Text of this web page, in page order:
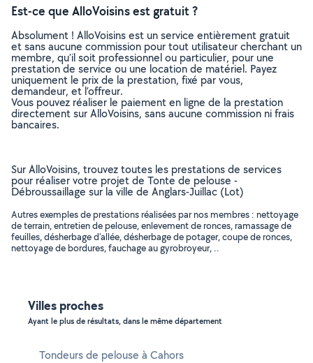
Est-ce que AlloVoisins est gratuit ?
Absolument ! AlloVoisins est un service entièrement gratuit
et sans aucune commission pour tout utilisateur cherchant un
membre, qu’il soit professionnel ou particulier, pour une
prestation de service ou une location de matériel. Payez
uniquement le prix de la prestation, fixé par vous,
demandeur, et l’offreur.
Vous pouvez réaliser le paiement en ligne de la prestation
directement sur AlloVoisins, sans aucune commission ni frais
bancaires.
Sur AlloVoisins, trouvez toutes les prestations de services
pour réaliser votre projet de Tonte de pelouse -
Débroussaillage sur la ville de Anglars-Juillac (Lot)
Autres exemples de prestations réalisées par nos membres : nettoyage
de terrain, entretien de pelouse, enlevement de ronces, ramassage de
feuilles, désherbage d'allée, désherbage de potager, coupe de ronces,
nettoyage de bordures, fauchage au gyrobroyeur, ..
Villes proches
Ayant le plus de résultats, dans le même département
Tondeurs de pelouse à Cahors